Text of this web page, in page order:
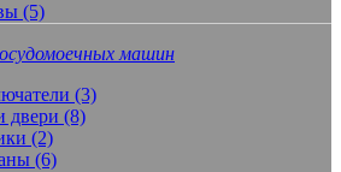
(5)
машин
(3)
двери (8)
(2)
(6)